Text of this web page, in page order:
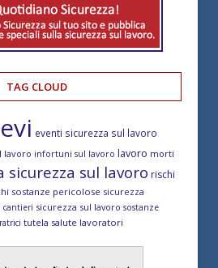
TAG CLOUD
eventi sicurezza sul lavoro
lavoro infortuni sul lavoro lavoro morti
sicurezza sul lavoro rischi
sostanze pericolose sicurezza
cantieri sicurezza sul lavoro sostanze
tutela salute lavoratori